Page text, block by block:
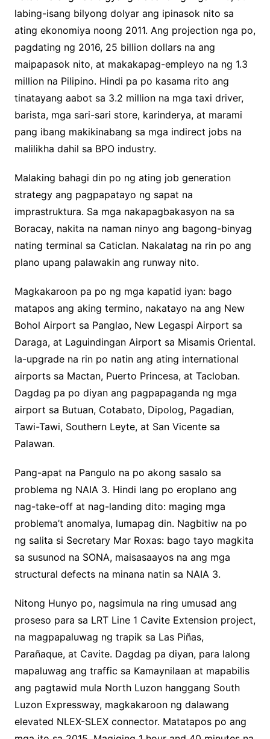
labing-isang bilyong dolyar ang ipinasok nito sa
ating ekonomiya noong 2011. Ang projection nga po,
pagdating ng 2016, 25 billion dollars na ang
maipapasok nito, at makakapag-empleyo na ng 1.3
million na Pilipino. Hindi pa po kasama rito ang
tinatayang aabot sa 3.2 million na mga taxi driver,
barista, mga sari-sari store, karinderya, at marami
pang ibang makikinabang sa mga indirect jobs na
malilikha dahil sa BPO industry.
Malaking bahagi din po ng ating job generation
strategy ang pagpapatayo ng sapat na
imprastruktura. Sa mga nakapagbakasyon na sa
Boracay, nakita na naman ninyo ang bagong-binyag
nating terminal sa Caticlan. Nakalatag na rin po ang
plano upang palawakin ang runway nito.
Magkakaroon pa po ng mga kapatid iyan: bago
matapos ang aking termino, nakatayo na ang New
Bohol Airport sa Panglao, New Legaspi Airport sa
Daraga, at Laguindingan Airport sa Misamis Oriental.
Ia-upgrade na rin po natin ang ating international
airports sa Mactan, Puerto Princesa, at Tacloban.
Dagdag pa po diyan ang pagpapaganda ng mga
airport sa Butuan, Cotabato, Dipolog, Pagadian,
Tawi-Tawi, Southern Leyte, at San Vicente sa
Palawan.
Pang-apat na Pangulo na po akong sasalo sa
problema ng NAIA 3. Hindi lang po eroplano ang
nag-take-off at nag-landing dito: maging mga
problema’t anomalya, lumapag din. Nagbitiw na po
ng salita si Secretary Mar Roxas: bago tayo magkita
sa susunod na SONA, maisasaayos na ang mga
structural defects na minana natin sa NAIA 3.
Nitong Hunyo po, nagsimula na ring umusad ang
proseso para sa LRT Line 1 Cavite Extension project,
na magpapaluwag ng trapik sa Las Piñas,
Parañaque, at Cavite. Dagdag pa diyan, para lalong
mapaluwag ang traffic sa Kamaynilaan at mapabilis
ang pagtawid mula North Luzon hanggang South
Luzon Expressway, magkakaroon ng dalawang
elevated NLEX-SLEX connector. Matatapos po ang